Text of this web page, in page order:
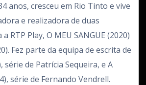
anos, cresceu em Rio Tinto e vive
e realizadora de duas
RTP Play, O MEU SANGUE (2020)
Fez parte da equipa de escrita de
série de Patrícia Sequeira, e A
série de Fernando Vendrell.